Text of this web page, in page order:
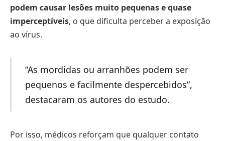
podem causar lesões muito pequenas e quase
imperceptíveis, o que dificulta perceber a exposição
ao vírus.
“As mordidas ou arranhões podem ser
pequenos e facilmente despercebidos”,
destacaram os autores do estudo.
Por isso, médicos reforçam que qualquer contato